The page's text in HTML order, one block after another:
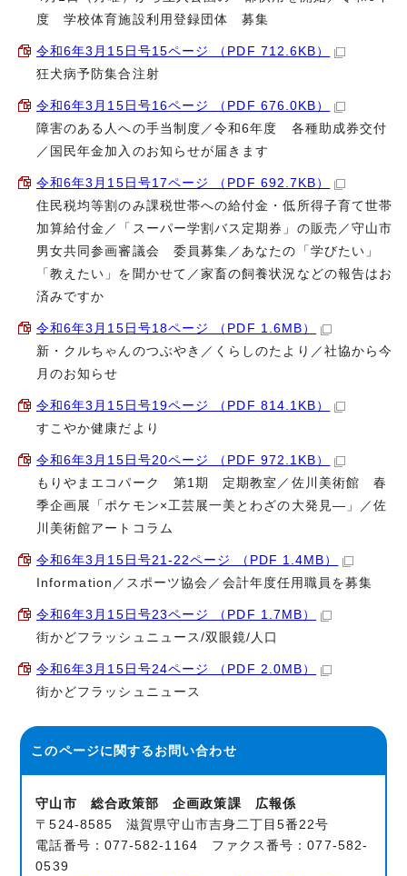
度 学校体育施設利用登録団体 募集
令和6年3月15日号15ページ （PDF 712.6KB）
狂犬病予防集合注射
令和6年3月15日号16ページ （PDF 676.0KB）
障害のある人への手当制度／令和6年度 各種助成券交付
／国民年金加入のお知らせが届きます
令和6年3月15日号17ページ （PDF 692.7KB）
住民税均等割のみ課税世帯への給付金・低所得子育て世帯
加算給付金／「スーパー学割バス定期券」の販売／守山市
男女共同参画審議会 委員募集／あなたの「学びたい」
「教えたい」を聞かせて／家畜の飼養状況などの報告はお
済みですか
令和6年3月15日号18ページ （PDF 1.6MB）
新・クルちゃんのつぶやき／くらしのたより／社協から今
月のお知らせ
令和6年3月15日号19ページ （PDF 814.1KB）
すこやか健康だより
令和6年3月15日号20ページ （PDF 972.1KB）
もりやまエコパーク 第1期 定期教室／佐川美術館 春
季企画展「ポケモン×工芸展一美とわざの大発見―」／佐
川美術館アートコラム
令和6年3月15日号21-22ページ （PDF 1.4MB）
Information／スポーツ協会／会計年度任用職員を募集
令和6年3月15日号23ページ （PDF 1.7MB）
街かどフラッシュニュース/双眼鏡/人口
令和6年3月15日号24ページ （PDF 2.0MB）
街かどフラッシュニュース
このページに関するお問い合わせ
守山市 総合政策部 企画政策課 広報係
〒524-8585 滋賀県守山市吉身二丁目5番22号
電話番号：077-582-1164 ファクス番号：077-582-
0539